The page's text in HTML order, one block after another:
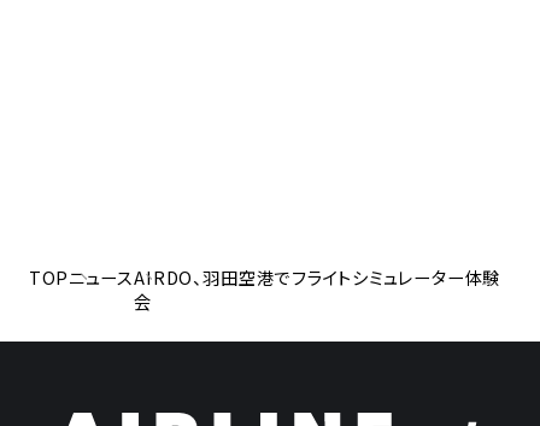
TOPニュースAIRDO、羽田空港でフライトシミュレーター体験
会